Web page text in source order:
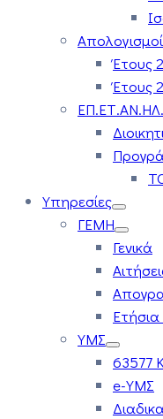
Έτους
Έτους
ΕΠ.ΕΤ.ΑΝ.ΗΛ.
Υπηρεσίες
ΓΕΜΗ
Γενικά
ΥΜΣ
63577
e-ΥΜΣ